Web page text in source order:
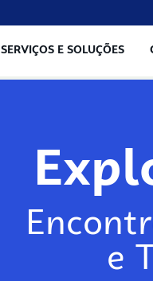
SERVIÇOS E SOLUÇÕES
e